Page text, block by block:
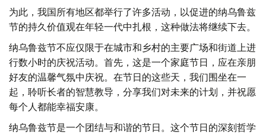
为此，我国所有地区都举行了许多活动，以促进的纳乌鲁兹
节的持久价值观在年轻一代中扎根，这种做法将继续下去。
纳乌鲁兹节不应仅限于在城市和乡村的主要广场和街道上进
行数小时的庆祝活动。首先，这是一个家庭节日，应在亲朋
好友的温馨气氛中庆祝。在节日的这些天，我们围坐在一
起，聆听长者的智慧教导，分享我们对未来的计划，并祝愿
每个人都能幸福安康。
纳乌鲁兹节是一个团结与和谐的节日。这个节日的深刻哲学